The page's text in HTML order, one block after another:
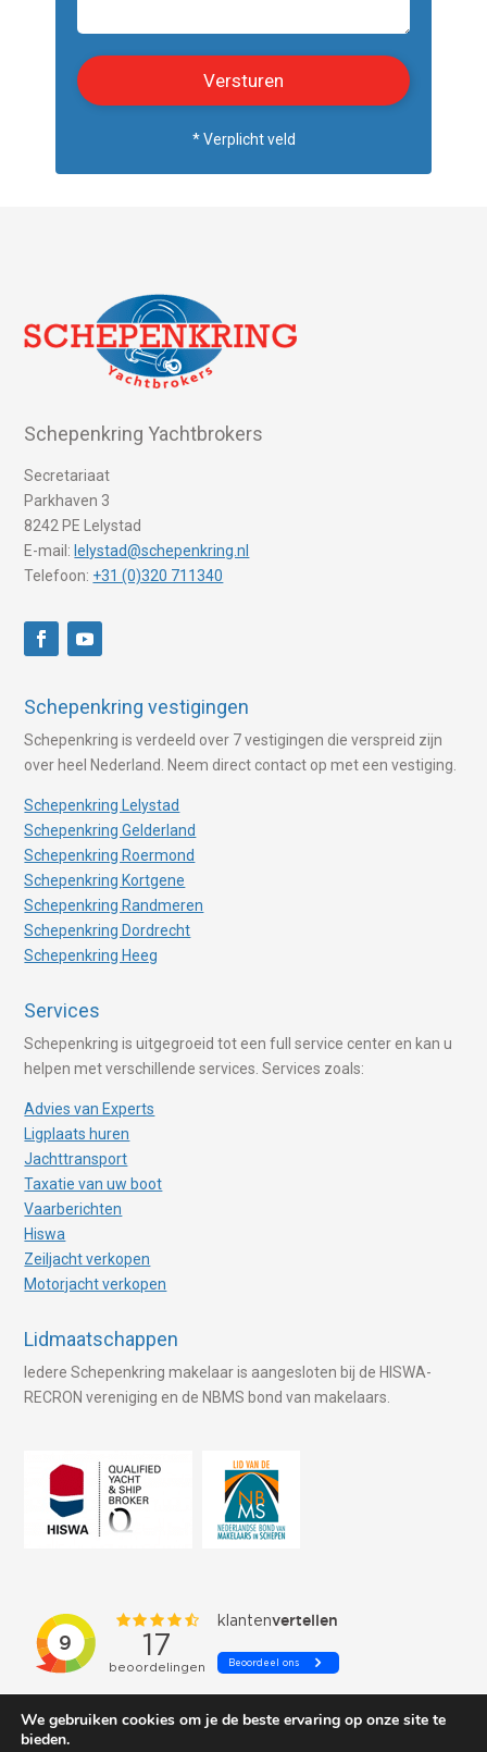
* Verplicht veld
Schepenkring Yachtbrokers
Secretariaat
Parkhaven 3
8242 PE Lelystad
E-mail: lelystad@schepenkring.nl
Telefoon: +31 (0)320 711340
Schepenkring vestigingen
Schepenkring is verdeeld over 7 vestigingen die verspreid zijn
over heel Nederland. Neem direct contact op met een vestiging.
Schepenkring Lelystad
Schepenkring Gelderland
Schepenkring Roermond
Schepenkring Kortgene
Schepenkring Randmeren
Schepenkring Dordrecht
Schepenkring Heeg
Services
Schepenkring is uitgegroeid tot een full service center en kan u
helpen met verschillende services. Services zoals:
Advies van Experts
Ligplaats huren
Jachttransport
Taxatie van uw boot
Vaarberichten
Hiswa
Zeiljacht verkopen
Motorjacht verkopen
Lidmaatschappen
Iedere Schepenkring makelaar is aangesloten bij de HISWA-
RECRON vereniging en de NBMS bond van makelaars.
We gebruiken cookies om je de beste ervaring op onze site te
bieden.